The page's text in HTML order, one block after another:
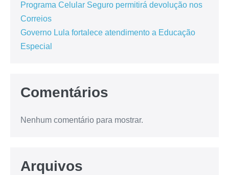
Programa Celular Seguro permitirá devolução nos
Correios
Governo Lula fortalece atendimento a Educação
Especial
Comentários
Nenhum comentário para mostrar.
Arquivos